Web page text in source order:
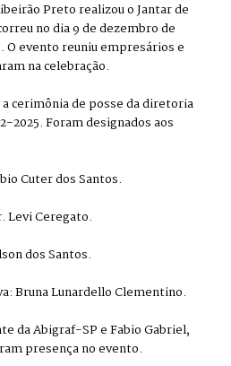
Preto realizou o Jantar de
no dia 9 de dezembro de
O evento reuniu empresários e
na celebração.
cerimônia de posse da diretoria
2025. Foram designados aos
Cuter dos Santos.
Levi Ceregato.
dos Santos.
Bruna Lunardello Clementino.
da Abigraf-SP e Fabio Gabriel,
presença no evento.